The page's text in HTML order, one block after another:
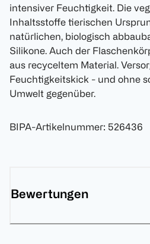
intensiver Feuchtigkeit. Die
Inhaltsstoffe tierischen
natürlichen, biologisch
Silikone. Auch der
aus recyceltem Material.
Feuchtigkeitskick - und ohne
Umwelt gegenüber.
BIPA-Artikelnummer: 526436
Bewertungen